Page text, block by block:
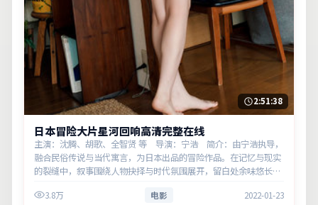
2:51:38
日本冒险大片星河回响高清完整在线
主演：沈腾、胡歌、全智贤 等 导演：宁浩 简介：由宁浩执导，
融合民俗传说与当代寓言，为日本出品的冒险作品。在记忆与现实
的裂缝中，叙事围绕人物抉择与时代氛围展开，留白处余味悠长，
义。3.8万 电影 2022-01-23